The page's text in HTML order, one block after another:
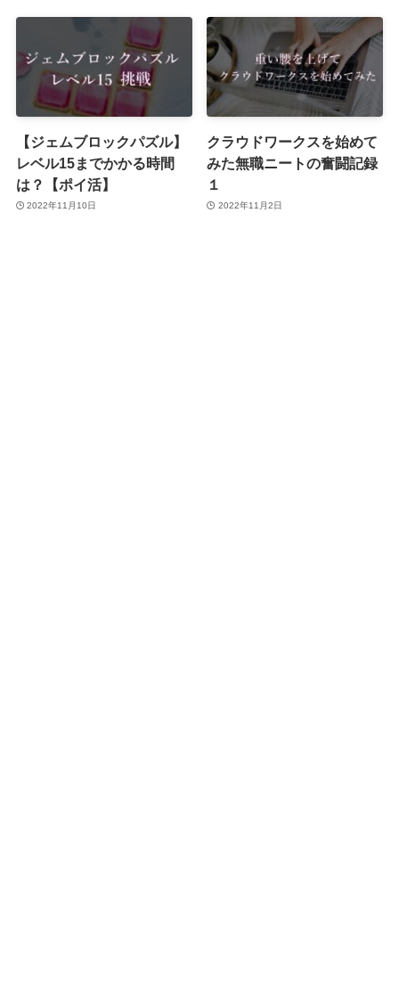
【ジェムブロックパズル】
レベル15までかかる時間
は？【ポイ活】
2022年11月10日
クラウドワークスを始めて
みた無職ニートの奮闘記録
１
2022年11月2日